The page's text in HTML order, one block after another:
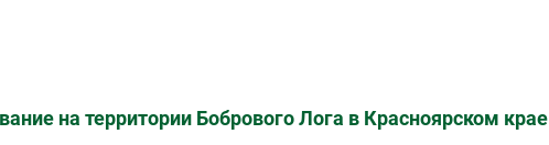
Инновации
на территории Бобрового Лога в Красноярском крае